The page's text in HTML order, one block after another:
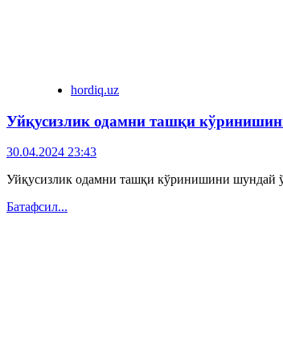
hordiq.uz
Уйқусизлик одамни ташқи
30.04.2024 23:43
Уйқусизлик одамни ташқи кўринишини шундай
Батафсил...